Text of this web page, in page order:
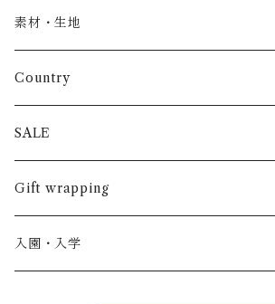
トップス
長袖
半袖
パンツ
長ズボン
半ズボン
スカート
ワンピース
カーディガン / 羽織もの
AS WE GROW
ARCH&LINE
BABE & TESS
BOBOCHOSES
BONHEUR DU JOUR
素材・生地
コットン 100%
リネン( 麻 )
ウール
アルパカ
Country
France / フランス
Italy / イタリア
NY / ニューヨーク
SALE
男の子
女の子
Gift wrapping
入園・入学